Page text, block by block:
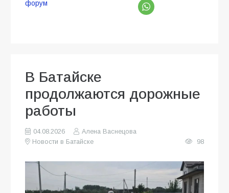
форум
В Батайске
продолжаются дорожные
работы
04.08.2026
Алена Васнецова
Новости в Батайске
98